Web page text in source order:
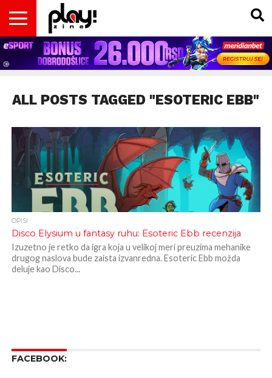
VESTI
MAGAZIN
PLAY!RETRO
PLAY!CAST
PLAY!CON
PLAY!BIZ
INSIDER
OPISI
IGARA
DOMAĆA
SCENA
INTERVJUI
GADGETS
FILM
& TV
KOLUMNE
ALL POSTS TAGGED "ESOTERIC EBB"
OPISI
Disco Elysium u fantasy ruhu: Esoteric Ebb recenzija
Izuzetno je retko da igra koja u velikoj meri preuzima mehanike
drugog naslova bude zaista izvanredna. Esoteric Ebb možda
deluje kao Disco...
FACEBOOK: